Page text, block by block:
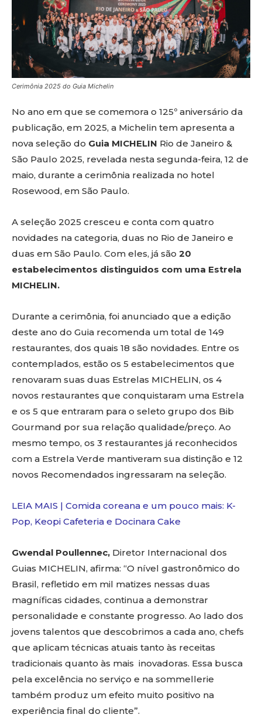
Cerimônia 2025 do Guia Michelin
No ano em que se comemora o 125º aniversário da
publicação, em 2025, a Michelin tem apresenta a
nova seleção do Guia MICHELIN Rio de Janeiro &
São Paulo 2025, revelada nesta segunda-feira, 12 de
maio, durante a cerimônia realizada no hotel
Rosewood, em São Paulo.
A seleção 2025 cresceu e conta com quatro
novidades na categoria, duas no Rio de Janeiro e
duas em São Paulo. Com eles, já são 20
estabelecimentos distinguidos com uma Estrela
MICHELIN.
Durante a cerimônia, foi anunciado que a edição
deste ano do Guia recomenda um total de 149
restaurantes, dos quais 18 são novidades. Entre os
contemplados, estão os 5 estabelecimentos que
renovaram suas duas Estrelas MICHELIN, os 4
novos restaurantes que conquistaram uma Estrela
e os 5 que entraram para o seleto grupo dos Bib
Gourmand por sua relação qualidade/preço. Ao
mesmo tempo, os 3 restaurantes já reconhecidos
com a Estrela Verde mantiveram sua distinção e 12
novos Recomendados ingressaram na seleção.
LEIA MAIS | Comida coreana e um pouco mais: K-
Pop, Keopi Cafeteria e Docinara Cake
Gwendal Poullennec, Diretor Internacional dos
Guias MICHELIN, afirma: “O nível gastronômico do
Brasil, refletido em mil matizes nessas duas
magníficas cidades, continua a demonstrar
personalidade e constante progresso. Ao lado dos
jovens talentos que descobrimos a cada ano, chefs
que aplicam técnicas atuais tanto às receitas
tradicionais quanto às mais inovadoras. Essa busca
pela excelência no serviço e na sommellerie
também produz um efeito muito positivo na
experiência final do cliente”.